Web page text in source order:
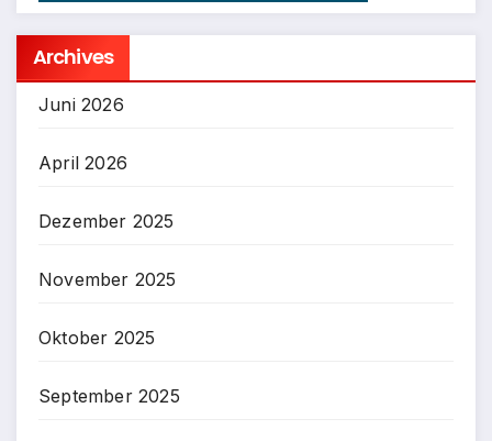
Archives
Juni 2026
April 2026
Dezember 2025
November 2025
Oktober 2025
September 2025